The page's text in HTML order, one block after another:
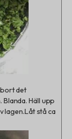
det
Blanda.Häll upp
lagen.Låt stå ca